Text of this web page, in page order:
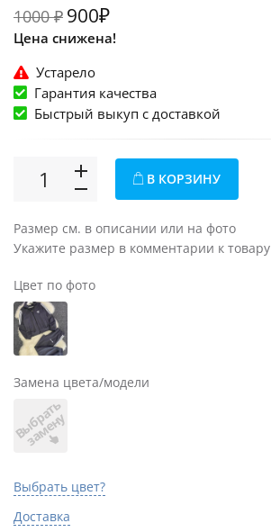
1000 ₽ 900₽
Цена снижена!
Устарело
Гарантия качества
Быстрый выкуп c доставкой
В КОРЗИНУ
Размер см. в описании или на фото
Укажите размер в комментарии к товару
Цвет по фото
Замена цвета/модели
В
ы
б
р
а
т
ь
з
а
м
е
н
у
Выбрать цвет?
Доставка